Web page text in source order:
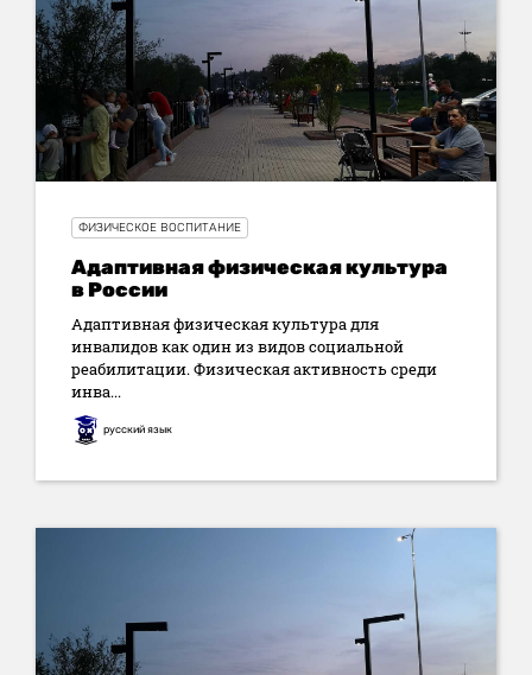
ФИЗИЧЕСКОЕ ВОСПИТАНИЕ
Адаптивная физическая культура
в России
Адаптивная физическая культура для
инвалидов как один из видов социальной
реабилитации. Физическая активность среди
инва...
русский язык